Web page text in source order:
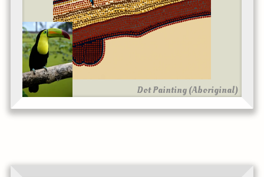
Dot Painting (Aboriginal)